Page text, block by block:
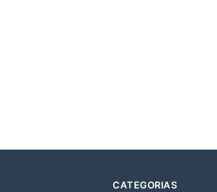
CATEGORIAS